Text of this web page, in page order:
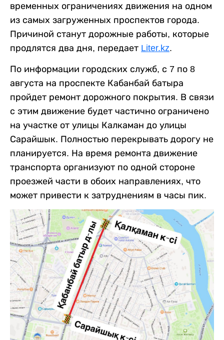
временных ограничениях движения на одном
из самых загруженных проспектов города.
Причиной станут дорожные работы, которые
продлятся два дня, передает Liter.kz.
По информации городских служб, с 7 по 8
августа на проспекте Кабанбай батыра
пройдет ремонт дорожного покрытия. В связи
с этим движение будет частично ограничено
на участке от улицы Калкаман до улицы
Сарайшык. Полностью перекрывать дорогу не
планируется. На время ремонта движение
транспорта организуют по одной стороне
проезжей части в обоих направлениях, что
может привести к затруднениям в часы пик.